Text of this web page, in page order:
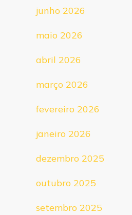
junho 2026
maio 2026
abril 2026
março 2026
fevereiro 2026
janeiro 2026
dezembro 2025
outubro 2025
setembro 2025